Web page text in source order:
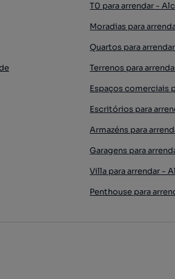
T0 para arrendar -
Moradias para
Quartos para
Terrenos para
Espaços comerciais
Escritórios para
Armazéns para
Garagens para
Villa para arrendar -
Penthouse para